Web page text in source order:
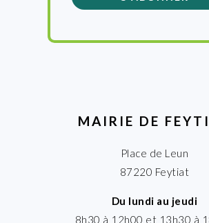
MAIRIE DE
Place de Leun
87220 Feytiat
Du lundi au jeudi
8h30 à 12h00 et 13h30 à